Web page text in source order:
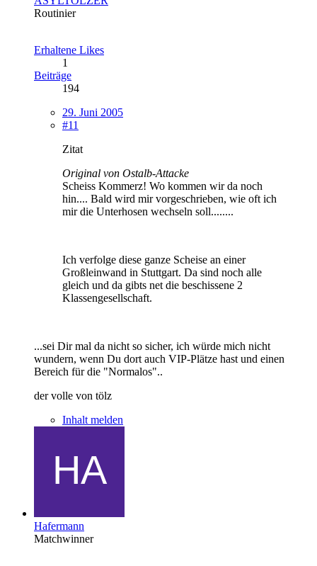
Routinier
Erhaltene Likes
1
Beiträge
194
29. Juni 2005
#11
Zitat
Original von Ostalb-Attacke
Scheiss Kommerz! Wo kommen wir da noch
hin.... Bald wird mir vorgeschrieben, wie oft ich
mir die Unterhosen wechseln soll........
Ich verfolge diese ganze Scheise an einer
Großleinwand in Stuttgart. Da sind noch alle
gleich und da gibts net die beschissene 2
Klassengesellschaft.
...sei Dir mal da nicht so sicher, ich würde mich nicht
wundern, wenn Du dort auch VIP-Plätze hast und einen
Bereich für die "Normalos"..
der volle von tölz
Inhalt melden
Hafermann
Matchwinner